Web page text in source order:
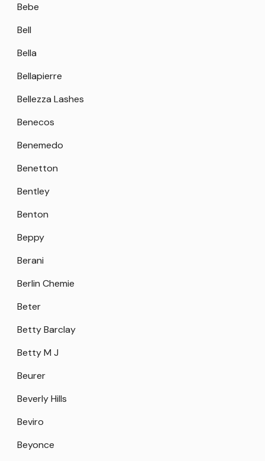
Bebe
Bell
Bella
Bellapierre
Bellezza Lashes
Benecos
Benemedo
Benetton
Bentley
Benton
Beppy
Berani
Berlin Chemie
Beter
Betty Barclay
Betty M J
Beurer
Beverly Hills
Beviro
Beyonce